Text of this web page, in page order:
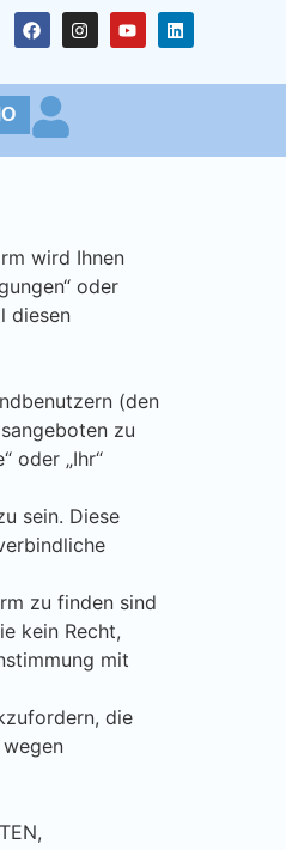
wird Ihnen
oder
diesen
(den
zu
oder „Ihr“
sein. Diese
zu finden sind
kein Recht,
mit
die